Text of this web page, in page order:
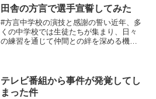
ュー」の項目において、今回も無事達成
できて嬉...
田舎の方言で選手宣誓してみた
#方言中学校の演技と感謝の誓い近年、多
くの中学校では生徒たちが集まり、日々
の練習を通じて仲間との絆を深める機会
では、ある中学校の生徒...
テレビ番組から事件が発覚してし
まった件